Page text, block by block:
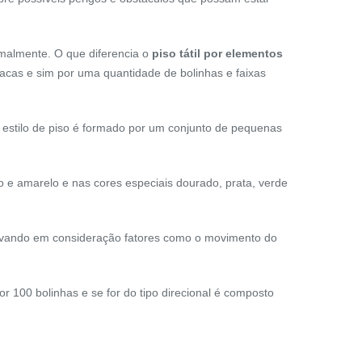
O que diferencia o piso tátil por elementos
e sim por uma quantidade de bolinhas e faixas
de piso é formado por um conjunto de pequenas
amarelo e nas cores especiais dourado, prata, verde
em consideração fatores como o movimento do
100 bolinhas e se for do tipo direcional é composto